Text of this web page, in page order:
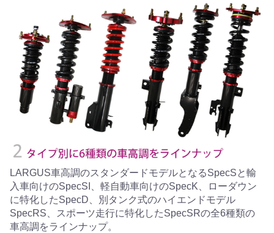
LARGUS車高調のスタンダードモデルとなるSpecSと輸
入車向けのSpecSI、軽自動車向けのSpecK、ローダウン
に特化したSpecD、別タンク式のハイエンドモデル
SpecRS、スポーツ走行に特化したSpecSRの全6種類の
車高調をラインナップ。